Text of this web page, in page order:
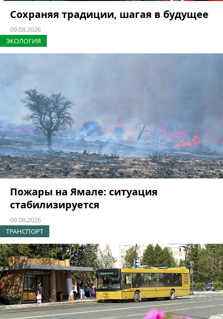
Сохраняя традиции, шагая в будущее
09.08.2026
ЭКОЛОГИЯ
Пожары на Ямале: ситуация
стабилизируется
09.08.2026
ТРАНСПОРТ